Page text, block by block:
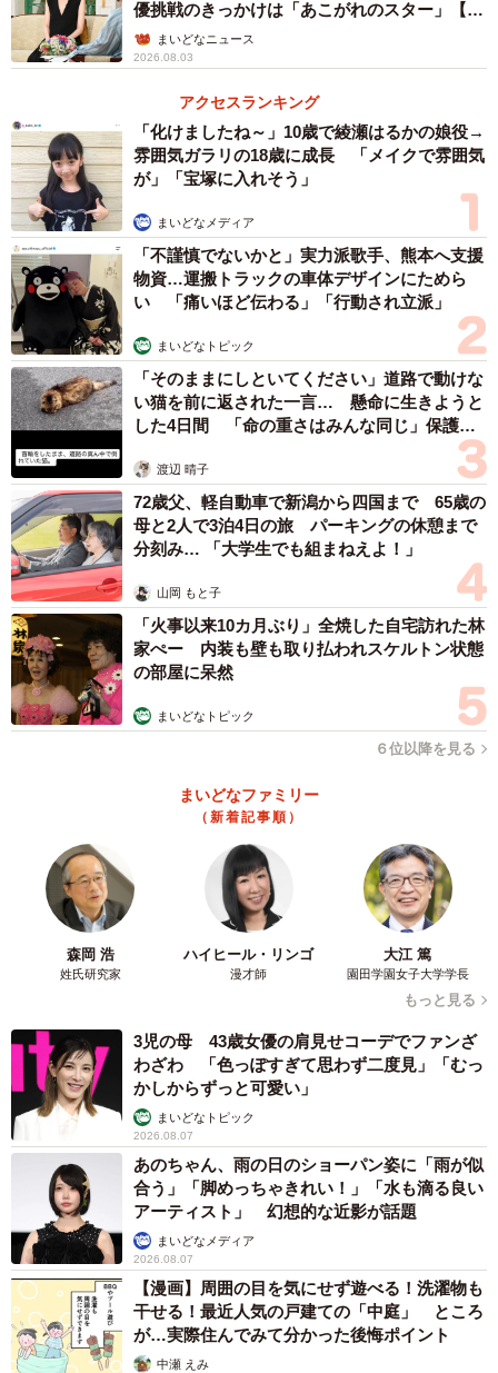
定性（中国への貿易的依存度の高さ）という、二律背反の
課題に直面している。
安全保障と経済が絡み合う「政経不可分」の時代
日中関係は、もはや経済協力という一面だけで語れるもの
ではなく、安全保障と経済が複雑に絡み合う「政経不可
分」の時代へと突入した。日本政府は、外交的なチャンネ
ルを通じて中国との意思疎通を維持しつつも、サプライチ
ェーンの強靭化と「デリスキング（リスク低減）」を加速
させ、中国依存から脱却するための戦略的な取り組みを、
喫緊の課題として進める必要がある。中国の対日姿勢は、
今後、「小さいカード」による牽制から、「重いカード」
による戦略的圧力へと移行するリスクを内包していると結
論付けられる。
優挑戦のきっかけは「あこがれのスター」【徹
子の部屋】
まいどなニュース
2026.08.03
アクセスランキング
「化けましたね～」10歳で綾瀬はるかの娘役→
雰囲気ガラリの18歳に成長 「メイクで雰囲気
が」「宝塚に入れそう」
まいどなメディア
「不謹慎でないかと」実力派歌手、熊本へ支援
物資…運搬トラックの車体デザインにためら
い 「痛いほど伝わる」「行動され立派」
まいどなトピック
「そのままにしといてください」道路で動けな
い猫を前に返された一言… 懸命に生きようと
した4日間 「命の重さはみんな同じ」保護団
渡辺 晴子
72歳父、軽自動車で新潟から四国まで 65歳の
母と2人で3泊4日の旅 パーキングの休憩まで
分刻み… 「大学生でも組まねえよ！」
山岡 もと子
「火事以来10カ月ぶり」全焼した自宅訪れた林
家ぺー 内装も壁も取り払われスケルトン状態
の部屋に呆然
まいどなトピック
６位以降を見る
まいどなファミリー
（新着記事順）
森岡 浩
姓氏研究家
ハイヒール・リンゴ
漫才師
大江 篤
園田学園女子大学学長
もっと見る
3児の母 43歳女優の肩見せコーデでファンざ
わざわ 「色っぽすぎて思わず二度見」「むっ
かしからずっと可愛い」
まいどなトピック
2026.08.07
あのちゃん、雨の日のショーパン姿に「雨が似
合う」「脚めっちゃきれい！」「水も滴る良い
アーティスト」 幻想的な近影が話題
まいどなメディア
2026.08.07
【漫画】周囲の目を気にせず遊べる！洗濯物も
干せる！最近人気の戸建ての「中庭」 ところ
が…実際住んでみて分かった後悔ポイント
中瀬 えみ